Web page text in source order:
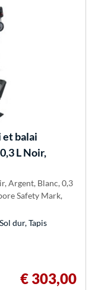
et balai
L Noir,
Argent, Blanc, 0,3
Safety Mark,
dur, Tapis
€ 303,00